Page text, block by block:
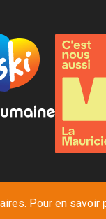
Pour en savoir